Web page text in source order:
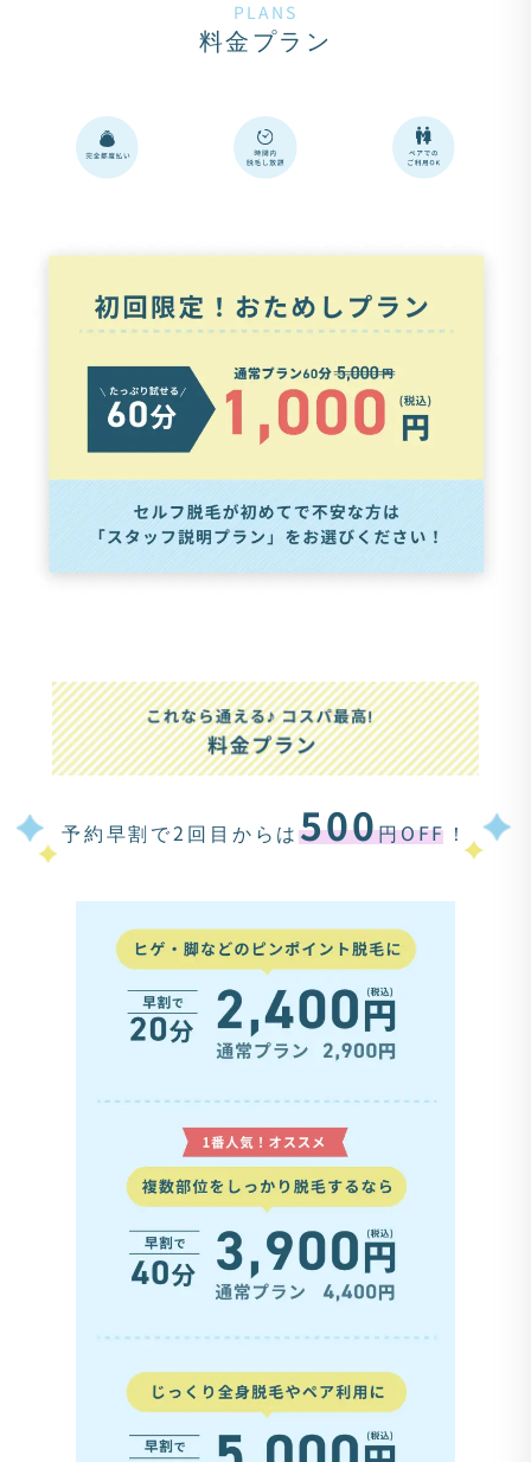
PLANS
料金プラン
予約早割で2回目からは500円OFF ！